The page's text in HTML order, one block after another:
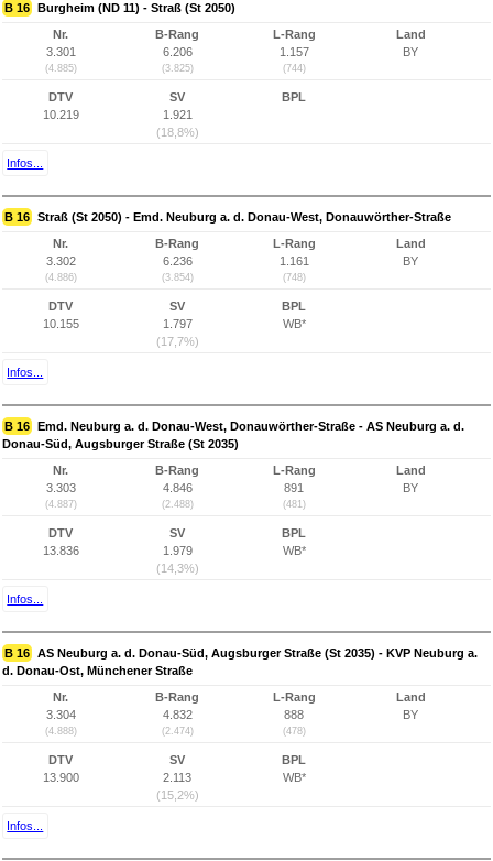
B 16 Burgheim (ND 11) - Straß (St 2050)
Nr.
3.301
(4.885)
B-Rang
6.206
(3.825)
L-Rang
1.157
(744)
Land
BY
DTV
10.219
SV
1.921
(18,8%)
BPL
Infos...
B 16 Straß (St 2050) - Emd. Neuburg a. d. Donau-West, Donauwörther-Straße
Nr.
3.302
(4.886)
B-Rang
6.236
(3.854)
L-Rang
1.161
(748)
Land
BY
DTV
10.155
SV
1.797
(17,7%)
BPL
WB*
Infos...
B 16 Emd. Neuburg a. d. Donau-West, Donauwörther-Straße - AS Neuburg a. d.
Donau-Süd, Augsburger Straße (St 2035)
Nr.
3.303
(4.887)
B-Rang
4.846
(2.488)
L-Rang
891
(481)
Land
BY
DTV
13.836
SV
1.979
(14,3%)
BPL
WB*
Infos...
B 16 AS Neuburg a. d. Donau-Süd, Augsburger Straße (St 2035) - KVP Neuburg a.
d. Donau-Ost, Münchener Straße
Nr.
3.304
(4.888)
B-Rang
4.832
(2.474)
L-Rang
888
(478)
Land
BY
DTV
13.900
SV
2.113
(15,2%)
BPL
WB*
Infos...